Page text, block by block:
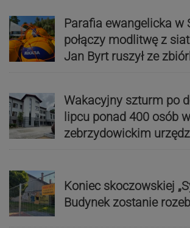
Parafia ewangelicka w
połączy modlitwę z
Jan Byrt ruszył ze
Wakacyjny szturm po
lipcu ponad 400 osób w
zebrzydowickim
Koniec skoczowskiej
Budynek zostanie